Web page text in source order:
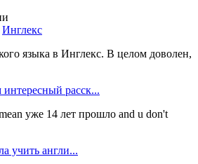
Инглекс
языка в Инглекс. В целом доволен,
расск...
уже 14 лет прошло and u don't
учить англи...